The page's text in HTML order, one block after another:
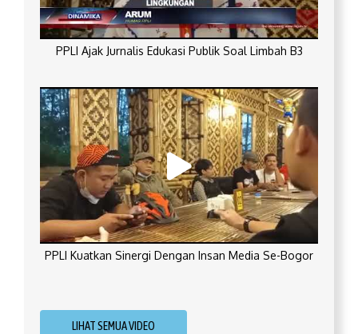
PPLI Ajak Jurnalis Edukasi Publik Soal Limbah B3
PPLI Kuatkan Sinergi Dengan Insan Media Se-Bogor
LIHAT SEMUA VIDEO